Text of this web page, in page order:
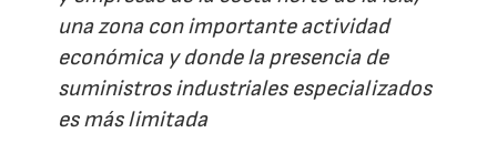
una zona con importante actividad
económica y donde la presencia de
suministros industriales especializados
es más limitada